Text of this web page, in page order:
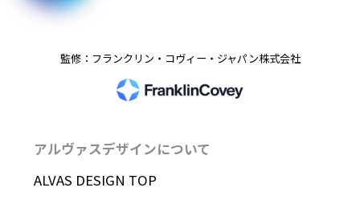
監修：フランクリン・コヴィー・ジャパン株式会社
アルヴァスデザインについて
ALVAS DESIGN TOP